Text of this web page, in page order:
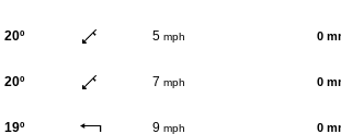
20º 5 mph 0
20º 7 mph 0
19º 9 mph 0